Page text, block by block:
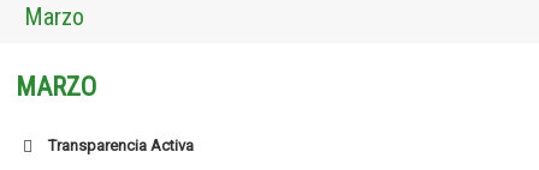
Marzo
MARZO
Transparencia Activa